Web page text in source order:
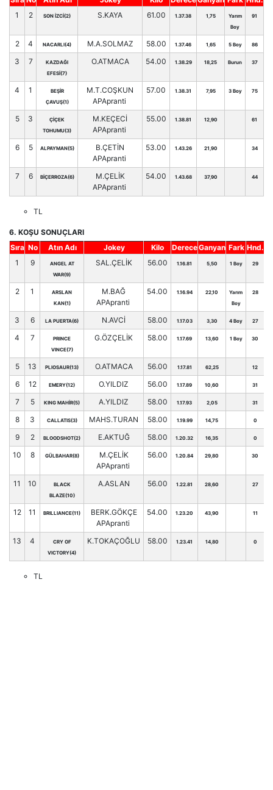
1
2 SON İZCİ(2) S.KAYA 61.00 1.37.38 1,75
Yarım
Boy
91
2 4 NACARLI(4) M.A.SOLMAZ 58.00 1.37.46 1,65 5 Boy 86
3 7
KAZDAĞI
EFESİ(7)
O.ATMACA 54.00 1.38.29 18,25 Burun 37
4 1
BEŞİR
ÇAVUŞ(1)
M.T.COŞKUN
APApranti
57.00 1.38.31 7,95 3 Boy 75
5 3
ÇİÇEK
TOHUMU(3)
M.KEÇECİ
APApranti
55.00 1.38.81 12,90 61
6 5 ALPAYMAN(5)
B.ÇETİN
APApranti
53.00 1.43.26 21,90 34
7 6 BİÇERROZA(6)
M.ÇELİK
APApranti
54.00 1.43.68 37,90 44
TL
6. KOŞU SONUÇLARI
Sıra No Atın Adı Jokey Kilo DereceGanyan Fark Hnd.
1
9
ANGEL AT
WAR(9)
SAL.ÇELİK 56.00 1.16.81 5,50 1 Boy 29
2 1
ARSLAN
KAN(1)
M.BAĞ
APApranti
54.00 1.16.94 22,10
Yarım
Boy
28
3 6 LA PUERTA(6) N.AVCİ 58.00 1.17.03 3,30 4 Boy 27
4 7
PRINCE
VINCE(7)
G.ÖZÇELİK 58.00 1.17.69 13,60 1 Boy 30
5 13 PLIOSAUR(13) O.ATMACA 56.00 1.17.81 62,25 12
6 12 EMERY(12) O.YILDIZ 56.00 1.17.89 10,60 31
7 5 KING MAHİR(5) A.YILDIZ 58.00 1.17.93 2,05 31
8 3 CALLATIS(3) MAHS.TURAN 58.00 1.19.99 14,75 0
9 2 BLOODSHOT(2) E.AKTUĞ 58.00 1.20.32 16,35 0
10 8 GÜLBAHAR(8)
M.ÇELİK
APApranti
56.00 1.20.84 29,80 30
11 10
BLACK
BLAZE(10)
A.ASLAN 56.00 1.22.81 28,60 27
12 11 BRILLIANCE(11)
BERK.GÖKÇE
APApranti
54.00 1.23.20 43,90 11
13 4
CRY OF
VICTORY(4)
K.TOKAÇOĞLU 58.00 1.23.41 14,80 0
TL